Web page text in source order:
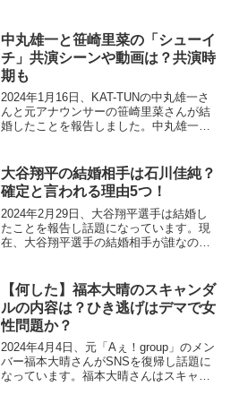
さんの元彼女は黒島結菜と野崎萌香！歴
代彼女まとめ！高良...
中丸雄一と笹崎里菜の「シューイ
チ」共演シーンや動画は？共演時
期も
2024年1月16日、KAT-TUNの中丸雄一さ
んと元アナウンサーの笹崎里菜さんが結
婚したことを報告しました。中丸雄一さ
中丸雄一さんと笹崎里菜さんの共演シー
ン・動画は？...
大谷翔平の結婚相手は石川佳純？
確定と言われる理由5つ！
2024年2月29日、大谷翔平選手は結婚し
たことを報告し話題になっています。現
在、大谷翔平選手の結婚相手が誰なのか
ではないかと囁かれていることが分かり
ました。そこで今回...
【何した】福本大晴のスキャンダ
ルの内容は？ひき逃げはデマで女
性問題か？
2024年4月4日、元「Aぇ！group」のメン
バー福本大晴さんがSNSを復帰し話題に
なっています。福本大晴さんはスキャン